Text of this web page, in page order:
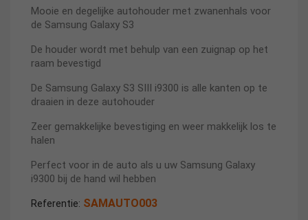
Mooie en degelijke autohouder met zwanenhals voor
de Samsung Galaxy S3
De houder wordt met behulp van een zuignap op het
raam bevestigd
De Samsung Galaxy S3 SIII i9300 is alle kanten op te
draaien in deze autohouder
Zeer gemakkelijke bevestiging en weer makkelijk los te
halen
Perfect voor in de auto als u uw Samsung Galaxy
i9300 bij de hand wil hebben
Referentie: SAMAUTO003